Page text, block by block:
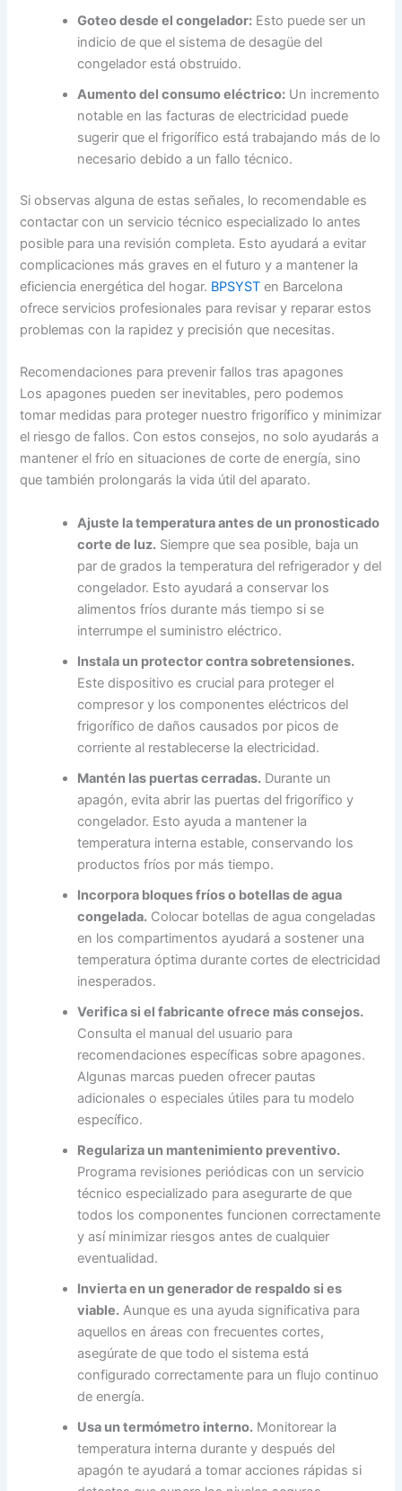
Goteo desde el congelador: Esto puede ser un
indicio de que el sistema de desagüe del
congelador está obstruido.
Aumento del consumo eléctrico: Un incremento
notable en las facturas de electricidad puede
sugerir que el frigorífico está trabajando más de lo
necesario debido a un fallo técnico.
Si observas alguna de estas señales, lo recomendable es
contactar con un servicio técnico especializado lo antes
posible para una revisión completa. Esto ayudará a evitar
complicaciones más graves en el futuro y a mantener la
eficiencia energética del hogar. BPSYST en Barcelona
ofrece servicios profesionales para revisar y reparar estos
problemas con la rapidez y precisión que necesitas.
Recomendaciones para prevenir fallos tras apagones
Los apagones pueden ser inevitables, pero podemos
tomar medidas para proteger nuestro frigorífico y minimizar
el riesgo de fallos. Con estos consejos, no solo ayudarás a
mantener el frío en situaciones de corte de energía, sino
que también prolongarás la vida útil del aparato.
Ajuste la temperatura antes de un pronosticado
corte de luz. Siempre que sea posible, baja un
par de grados la temperatura del refrigerador y del
congelador. Esto ayudará a conservar los
alimentos fríos durante más tiempo si se
interrumpe el suministro eléctrico.
Instala un protector contra sobretensiones.
Este dispositivo es crucial para proteger el
compresor y los componentes eléctricos del
frigorífico de daños causados por picos de
corriente al restablecerse la electricidad.
Mantén las puertas cerradas. Durante un
apagón, evita abrir las puertas del frigorífico y
congelador. Esto ayuda a mantener la
temperatura interna estable, conservando los
productos fríos por más tiempo.
Incorpora bloques fríos o botellas de agua
congelada. Colocar botellas de agua congeladas
en los compartimentos ayudará a sostener una
temperatura óptima durante cortes de electricidad
inesperados.
Verifica si el fabricante ofrece más consejos.
Consulta el manual del usuario para
recomendaciones específicas sobre apagones.
Algunas marcas pueden ofrecer pautas
adicionales o especiales útiles para tu modelo
específico.
Regulariza un mantenimiento preventivo.
Programa revisiones periódicas con un servicio
técnico especializado para asegurarte de que
todos los componentes funcionen correctamente
y así minimizar riesgos antes de cualquier
eventualidad.
Invierta en un generador de respaldo si es
viable. Aunque es una ayuda significativa para
aquellos en áreas con frecuentes cortes,
asegúrate de que todo el sistema está
configurado correctamente para un flujo continuo
de energía.
Usa un termómetro interno. Monitorear la
temperatura interna durante y después del
apagón te ayudará a tomar acciones rápidas si